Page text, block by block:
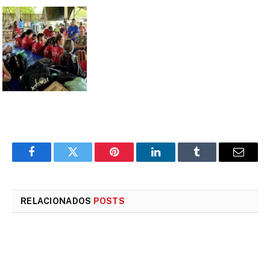
FacebookTwitter Pinterest LinkedInTumblr
E-
RELACIONADOS POSTS